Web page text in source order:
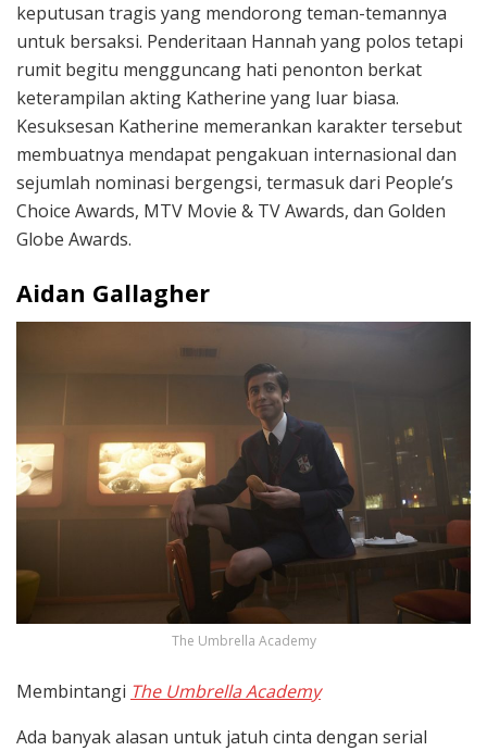
keputusan tragis yang mendorong teman-temannya
untuk bersaksi. Penderitaan Hannah yang polos tetapi
rumit begitu mengguncang hati penonton berkat
keterampilan akting Katherine yang luar biasa.
Kesuksesan Katherine memerankan karakter tersebut
membuatnya mendapat pengakuan internasional dan
sejumlah nominasi bergengsi, termasuk dari People’s
Choice Awards, MTV Movie & TV Awards, dan Golden
Globe Awards.
Aidan Gallagher
The Umbrella Academy
Membintangi The Umbrella Academy
Ada banyak alasan untuk jatuh cinta dengan serial